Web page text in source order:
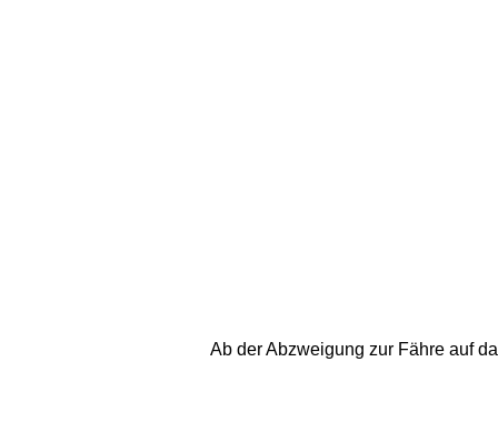
Ab der Abzweigung zur Fähre auf